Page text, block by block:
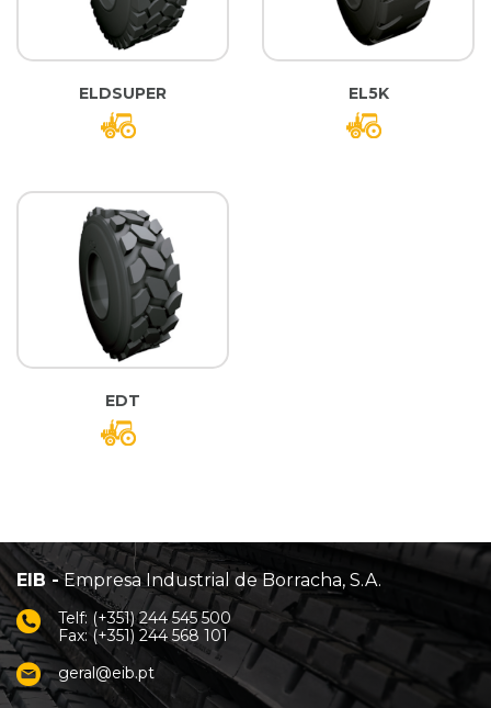
ELDSUPER EL5K
EDT
EIB -Empresa Industrial de Borracha, S.A.
Telf: (+351) 244 545 500
Fax: (+351) 244 568 101
geral@eib.pt